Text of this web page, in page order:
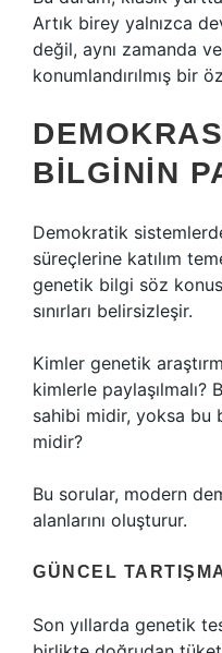
Artık birey yalnızca
değil, aynı zamanda
konumlandırılmış bir
BILGININ
Demokratik
süreçlerine katılım
genetik bilgi söz
sınırları belirsizleşir.
Kimler genetik
kimlerle
sahibi midir, yoksa
midir?
Bu sorular, modern
alanlarını oluşturur.
GÜNCEL
Son yıllarda genetik